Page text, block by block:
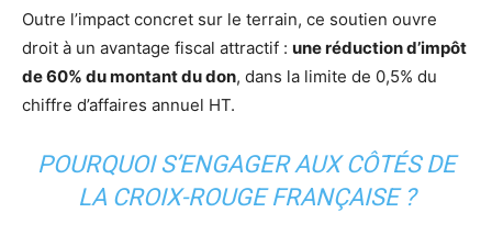
Outre l’impact concret sur le terrain, ce soutien ouvre
droit à un avantage fiscal attractif : une réduction d’impôt
de 60% du montant du don, dans la limite de 0,5% du
chiffre d’affaires annuel HT.
POURQUOI S’ENGAGER AUX CÔTÉS DE
LA CROIX-ROUGE FRANÇAISE ?